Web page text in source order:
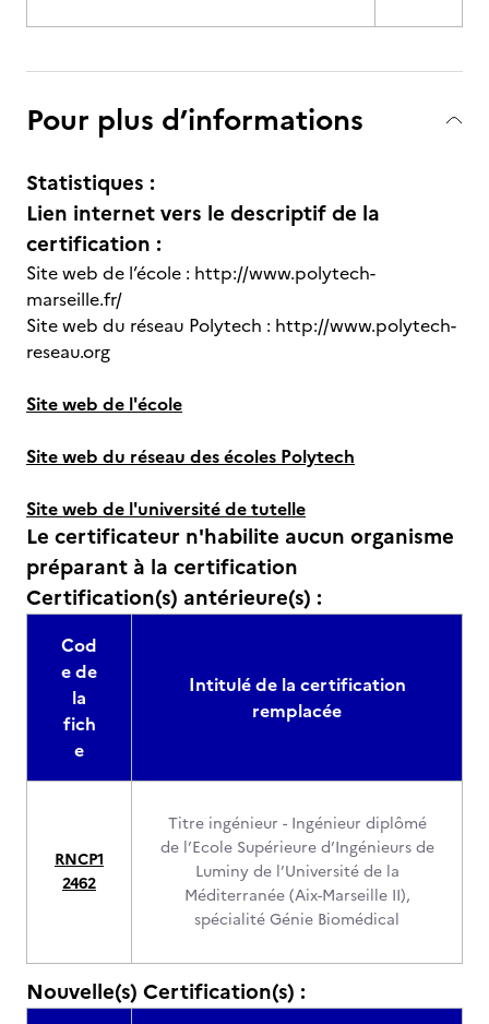
Pour plus d’informations
Statistiques :
Lien internet vers le descriptif de la
certification :
Site web de l’école : http://www.polytech-
marseille.fr/
Site web du réseau Polytech : http://www.polytech-
reseau.org
Site web de l'école
Site web du réseau des écoles Polytech
Site web de l'université de tutelle
Le certificateur n'habilite aucun organisme
préparant à la certification
Certification(s) antérieure(s) :
Cod
e de
la
fich
e
Intitulé de la certification
remplacée
RNCP1
2462
Titre ingénieur - Ingénieur diplômé
de l’Ecole Supérieure d’Ingénieurs de
Luminy de l’Université de la
Méditerranée (Aix-Marseille II),
spécialité Génie Biomédical
Nouvelle(s) Certification(s) :